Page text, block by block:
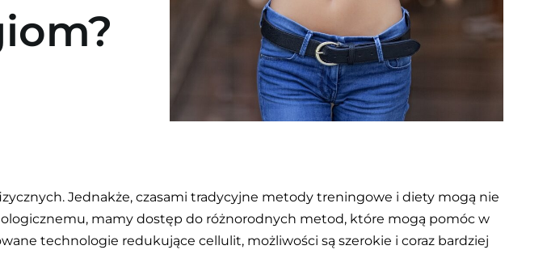
Jednakże, czasami tradycyjne metody treningowe i diety mogą nie
mamy dostęp do różnorodnych metod, które mogą pomóc w
technologie redukujące cellulit, możliwości są szerokie i coraz bardziej